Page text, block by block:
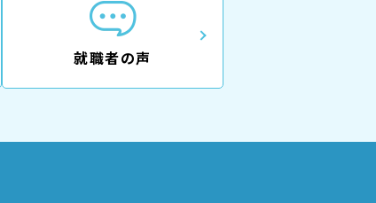
就職者の声